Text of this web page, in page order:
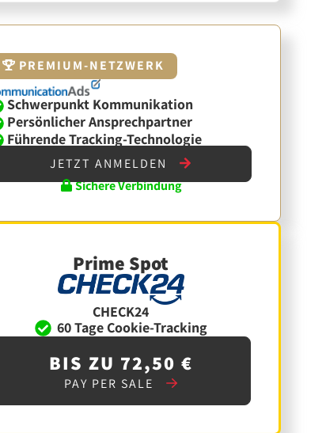
PREMIUM-NETZWERK
Schwerpunkt Kommunikation
Persönlicher Ansprechpartner
Führende Tracking-Technologie
JETZT ANMELDEN
Sichere Verbindung
Prime Spot
CHECK24
60 Tage Cookie-Tracking
BIS ZU 72,50 €
PAY PER SALE